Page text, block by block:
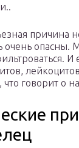
причина
очень опасны.
что говорит о